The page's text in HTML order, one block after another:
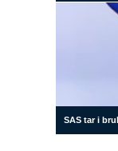
SAS tar i